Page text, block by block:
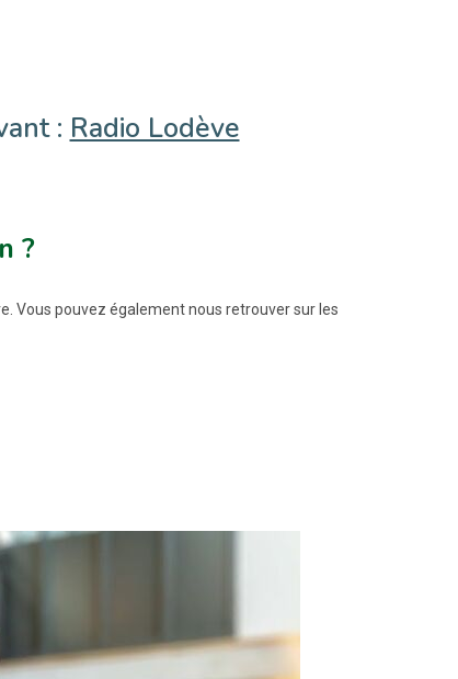
: Radio Lodève
?
Vous pouvez également nous retrouver sur les